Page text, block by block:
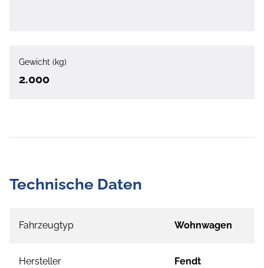
Gewicht (kg)
2.000
Technische Daten
Fahrzeugtyp Wohnwagen
Hersteller Fendt